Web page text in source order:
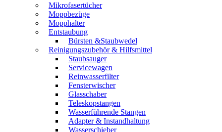
Mikrofasertücher
Moppbezüge
Mopphalter
Entstaubung
Bürsten &Staubwedel
Reinigungszubehör & Hilfsmittel
Staubsauger
Servicewagen
Reinwasserfilter
Fensterwischer
Glasschaber
Teleskopstangen
Wasserführende Stangen
Adapter & Instandhaltung
Wasserschieber